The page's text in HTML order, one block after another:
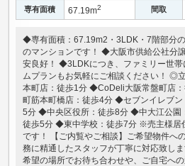
専有面積 67.19m2 間取
◆専有面積：67.19m2・3LDK・7階部分
のマンションです！ ◆大阪市供給公社分
安良好！ ◆3LDKにつき、ファミリー世
ムプランもお気軽にご相談ください！ ◎
本町店：徒歩1分 ◆CoDeli大阪常盤町店
町筋本町橋店：徒歩4分 ◆セブンイレブ
5分 ◆中央区役所：徒歩8分 ◆中大江公園
徒歩5分 ◆東中学校：徒歩7分 ※売主様居
です！ 【ご内覧やご相談】ご希望物件へ
務に精通したスタッフが丁寧に対応致し
希望の場所でお待ち合わせや、ご自宅へ